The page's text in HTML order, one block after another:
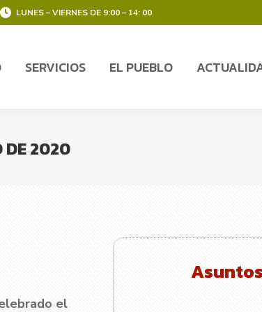
LUNES – VIERNES DE 9:00 – 14: 00
SERVICIOS EL PUEBLO
DE 2020
el
SERVICIOS EL PUEBLO